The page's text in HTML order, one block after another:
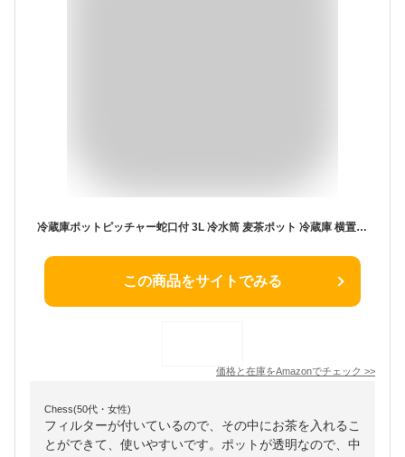
冷蔵庫ポットピッチャー蛇口付 3L 冷水筒 麦茶ポット 冷蔵庫 横置き 飲料水 バケット フィルター付き 透明 蓋付き 密封性がよい 使いやすい 暑さ対策 家庭 お店用
この商品をサイトでみる
価格と在庫をAmazonでチェック >>
Chess(50代・女性)
フィルターが付いているので、その中にお茶を入れるこ
とができて、使いやすいです。ポットが透明なので、中